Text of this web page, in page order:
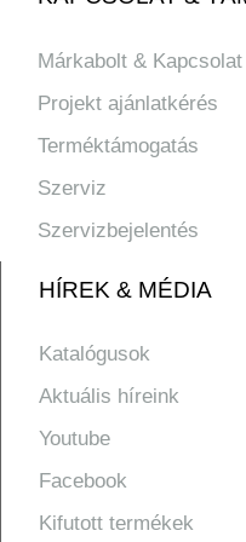
Márkabolt & Kapcsolat
Projekt ajánlatkérés
Terméktámogatás
Szerviz
Szervizbejelentés
HÍREK & MÉDIA
Katalógusok
Aktuális híreink
Youtube
Facebook
Kifutott termékek